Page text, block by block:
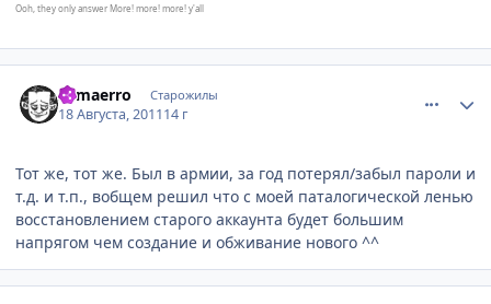
Ooh, they only answer More! more! more! y'all
Samaerro Старожилы
18 Августа, 201114 г
Тот же, тот же. Был в армии, за год потерял/забыл пароли и
т.д. и т.п., вобщем решил что с моей паталогической ленью
восстановлением старого аккаунта будет большим
напрягом чем создание и обживание нового ^^